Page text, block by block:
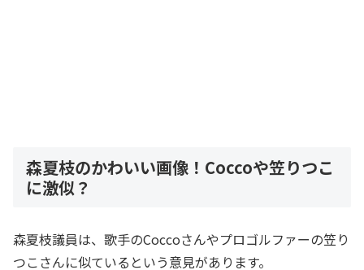
森夏枝のかわいい画像！Coccoや笠りつこ
に激似？
森夏枝議員は、歌手のCoccoさんやプロゴルファーの笠り
つこさんに似ているという意見があります。